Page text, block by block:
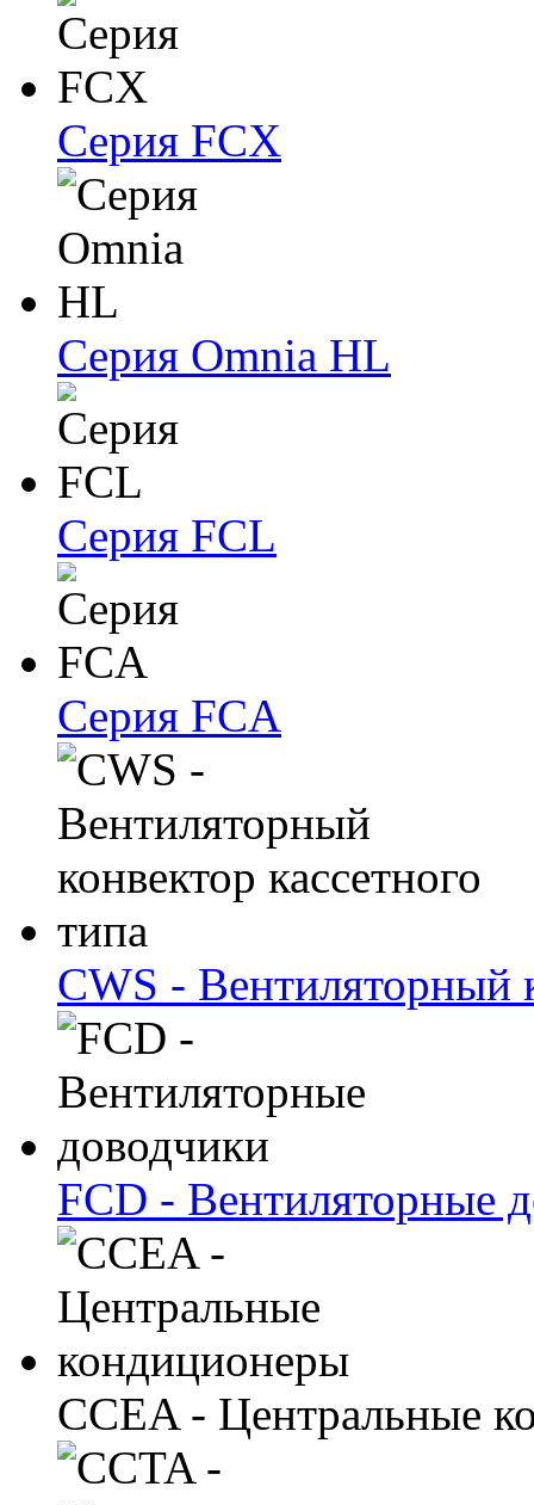
Серия FCX
Серия Omnia HL
Серия FCL
Серия FCA
CWS - Вентиляторный
FCD - Вентиляторные
CCEA - Центральные